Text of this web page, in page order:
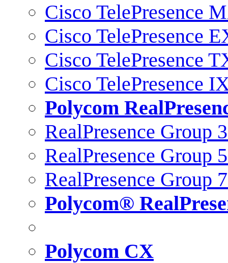
Cisco TelePresence
Cisco TelePresence
Cisco TelePresence
Cisco TelePresence
Polycom
RealPresence Group
RealPresence Group
RealPresence Group
Polycom®
Polycom CX